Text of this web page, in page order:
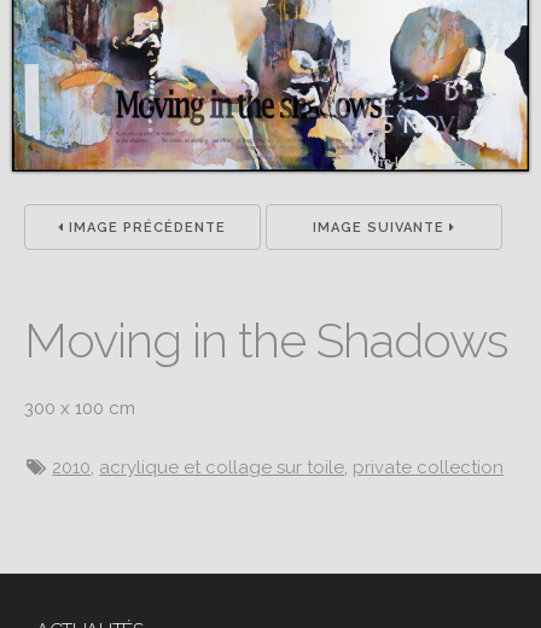
IMAGE PRÉCÉDENTE IMAGE SUIVANTE
Moving in the Shadows
300 x 100 cm
2010, acrylique et collage sur toile, private collection